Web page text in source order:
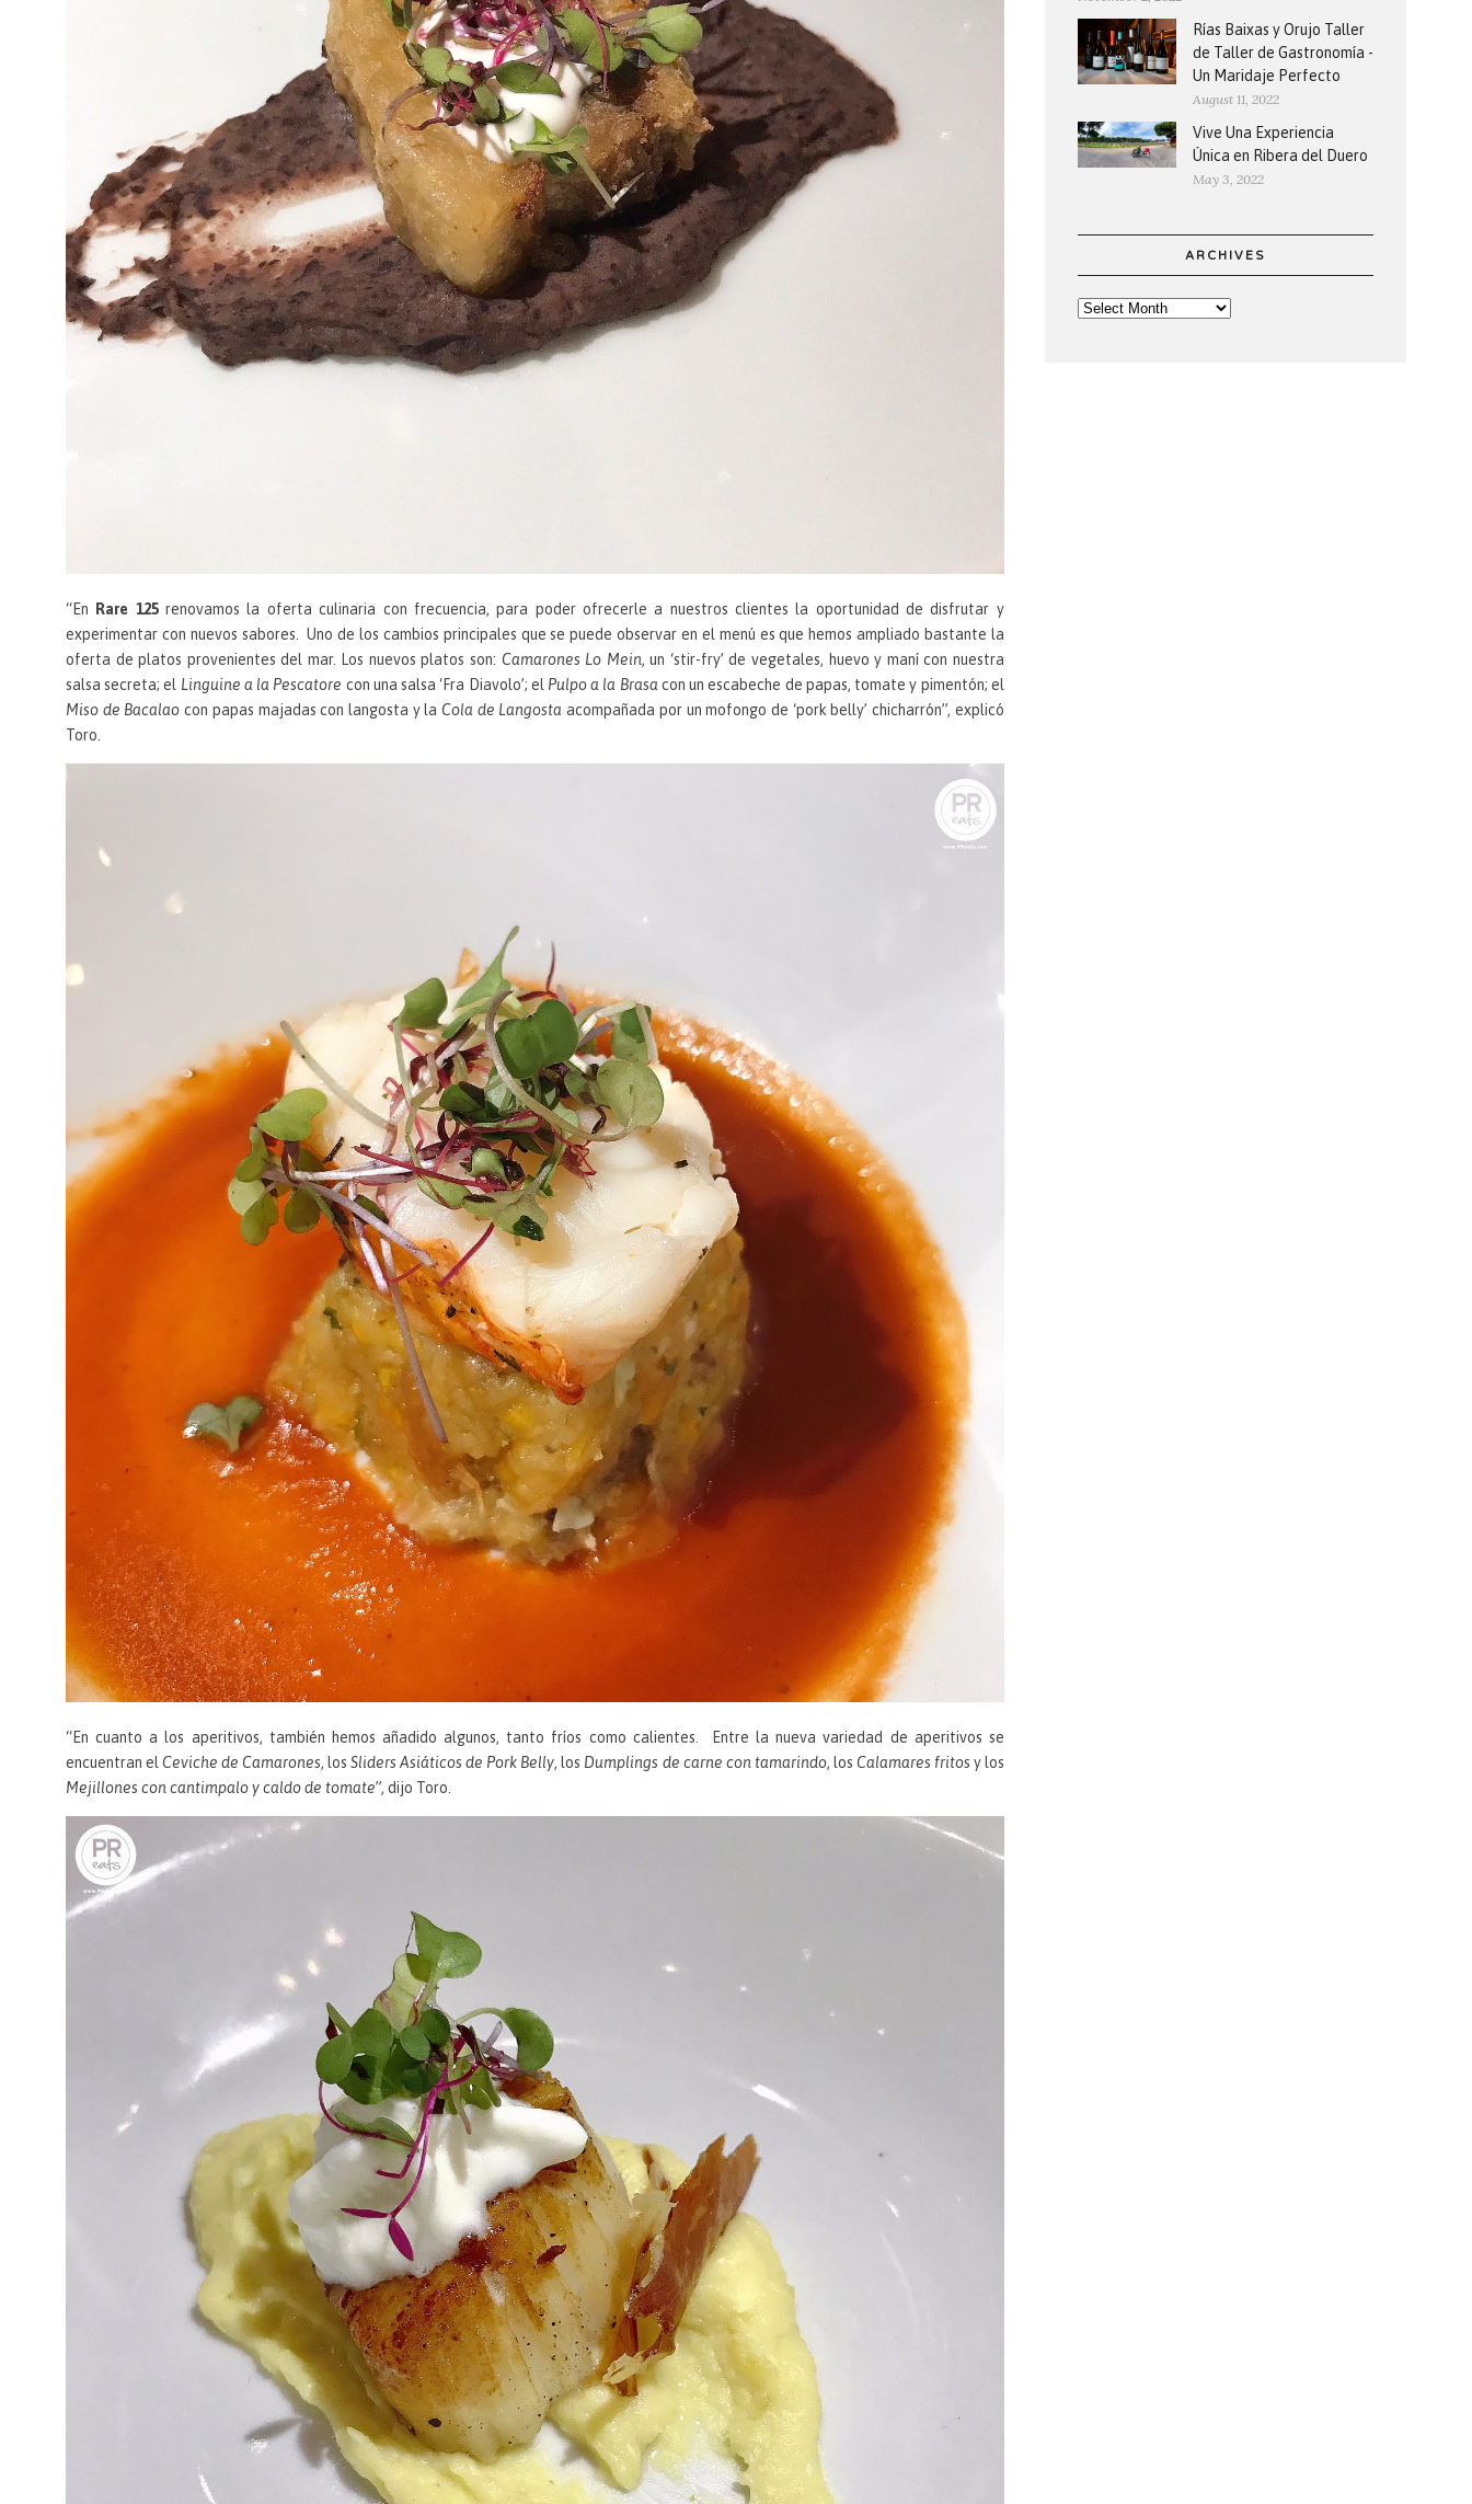
“En Rare 125renovamos la oferta culinaria con frecuencia, para poder ofrecerle a nuestros clientes la oportunidad de disfrutar y
experimentar con nuevos sabores. Uno de los cambios principales que se puede observar en el menú es que hemos ampliado bastante la
oferta de platos provenientes del mar. Los nuevos platos son: Camarones Lo Mein, un ‘stir-fry’ de vegetales, huevo y maní con nuestra
salsa secreta; el Linguine a la Pescatore con una salsa ‘Fra Diavolo’; el Pulpo a la Brasa con un escabeche de papas, tomate y pimentón; el
Miso de Bacalao con papas majadas con langosta y la Cola de Langostaacompañada por un mofongo de ‘pork belly’ chicharrón”, explicó
Toro.
“En cuanto a los aperitivos, también hemos añadido algunos, tanto fríos como calientes. Entre la nueva variedad de aperitivos se
encuentran el Ceviche de Camarones, losSliders Asiáticos de Pork Belly, los Dumplings de carne con tamarindo, los Calamares fritos y los
Mejillones con cantimpalo y caldo de tomate”, dijo Toro.
Rías Baixas y Orujo Taller
de Taller de Gastronomía -
Un Maridaje Perfecto
August 11, 2022
Vive Una Experiencia
Única en Ribera del Duero
May 3, 2022
ARCHIVES